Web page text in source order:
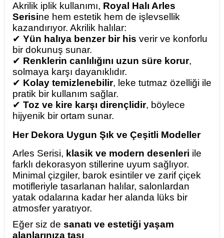
Akrilik iplik kullanımı, Royal Halı Arles
Serisine hem estetik hem de işlevsellik
kazandırıyor. Akrilik halılar:
✔ Yün halıya benzer bir his verir ve konforlu
bir dokunuş sunar.
✔ Renklerin canlılığını uzun süre korur,
solmaya karşı dayanıklıdır.
✔ Kolay temizlenebilir, leke tutmaz özelliği ile
pratik bir kullanım sağlar.
✔ Toz ve kire karşı dirençlidir, böylece
hijyenik bir ortam sunar.
Her Dekora Uygun Şık ve Çeşitli Modeller
Arles Serisi, klasik ve modern desenleri ile
farklı dekorasyon stillerine uyum sağlıyor.
Minimal çizgiler, barok esintiler ve zarif çiçek
motifleriyle tasarlanan halılar, salonlardan
yatak odalarına kadar her alanda lüks bir
atmosfer yaratıyor.
Eğer siz de sanatı ve estetiği yaşam
alanlarınıza taşı